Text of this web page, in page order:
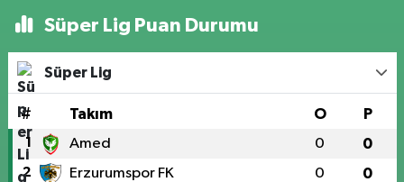
Süper Lig Puan Durumu
Süper Lig
# Takım O P
1 Amed 0 0
2 Erzurumspor FK 0 0